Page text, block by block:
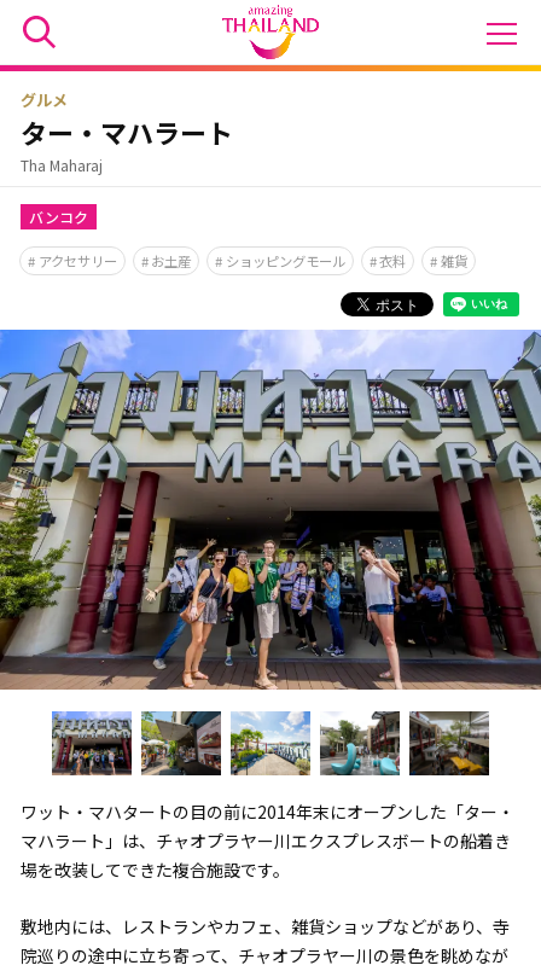
グルメ
ター・マハラート
Tha Maharaj
バンコク
アクセサリー お土産 ショッピングモール 衣料 雑貨
ワット・マハタートの目の前に2014年末にオープンした「ター・
マハラート」は、チャオプラヤー川エクスプレスボートの船着き
場を改装してできた複合施設です。
敷地内には、レストランやカフェ、雑貨ショップなどがあり、寺
院巡りの途中に立ち寄って、チャオプラヤー川の景色を眺めなが